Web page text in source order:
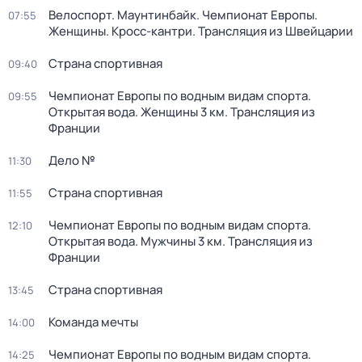
07:55
Велоспорт. Маунтинбайк. Чемпионат Европы.
Женщины. Кросс-кантри. Трансляция из Швейцарии
09:40 Страна спортивная
09:55
Чемпионат Европы по водным видам спорта.
Открытая вода. Женщины 3 км. Трансляция из
Франции
11:30 Дело №
11:55 Страна спортивная
12:10
Чемпионат Европы по водным видам спорта.
Открытая вода. Мужчины 3 км. Трансляция из
Франции
13:45 Страна спортивная
14:00 Команда мечты
14:25 Чемпионат Европы по водным видам спорта.